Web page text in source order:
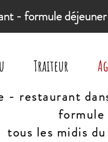
- formule
Traiteur
- restaurant
formule
tous les midis